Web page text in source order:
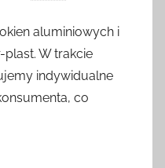
aluminiowych i
W trakcie
indywidualne
co